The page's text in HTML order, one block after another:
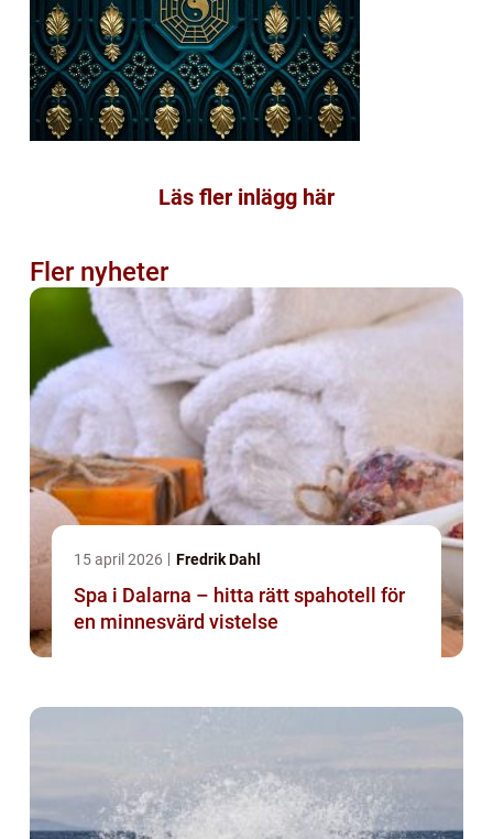
Läs fler inlägg här
Fler nyheter
15 april 2026 Fredrik Dahl
Spa i Dalarna – hitta rätt spahotell för
en minnesvärd vistelse